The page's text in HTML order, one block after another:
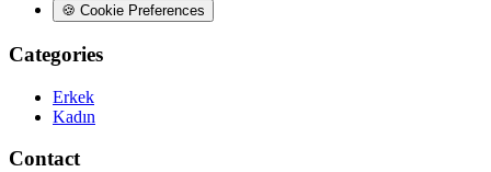
🍪 Cookie Preferences
Categories
Erkek
Kadın
Contact